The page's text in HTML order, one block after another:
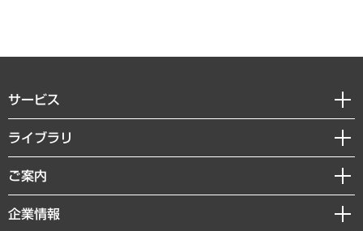
サービス
経営戦略
組織・人事戦略
デジタルイノベーション
ライブラリ
経済調査
レポート
コラム
ご案内
セミナー・イベント情報
企業情報